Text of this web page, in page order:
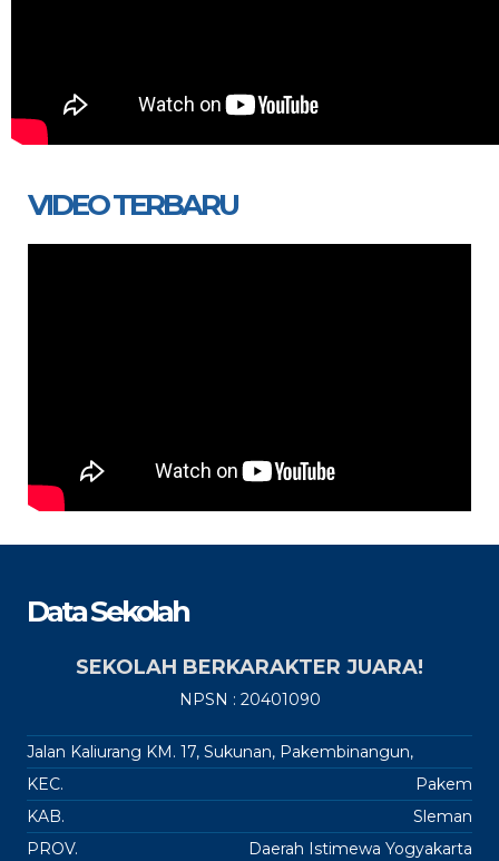
VIDEO TERBARU
Data Sekolah
SEKOLAH BERKARAKTER JUARA!
NPSN : 20401090
Jalan Kaliurang KM. 17, Sukunan, Pakembinangun,
KEC.
Pakem
KAB.
Sleman
PROV.
Daerah Istimewa Yogyakarta